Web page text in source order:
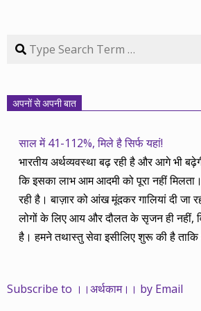
Search
अपनों से अपनी बात
साल में 41-112%, मिले है सिर्फ यहां!
भारतीय अर्थव्यवस्था बढ़ रही है और आगे भी
कि इसका लाभ आम आदमी को पूरा नहीं
रही है। बाज़ार को आंख मूंदकर गालियां दी जा
लोगों के लिए आय और दौलत के सृजन ही नहीं,
है। हमने तथास्तु सेवा इसीलिए शुरू की है
महंगाई की दर 10 प्रतिशत से ऊपर रहती है।
Subscribe to ।।अर्थकाम।। by Email